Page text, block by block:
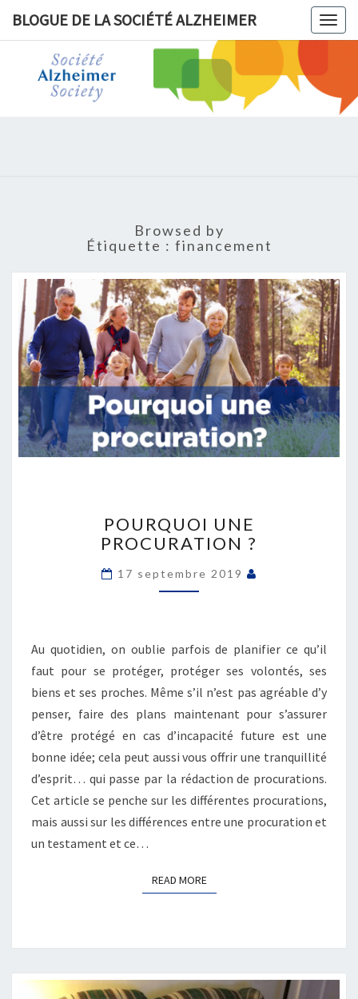
BLOGUE DE LA SOCIÉTÉ ALZHEIMER
BLOGUE
Browsed by
Étiquette : financement
PROCURATION ?
POURQUOI UNE
PROCURATION ?
17 septembre 2019
Au quotidien, on oublie parfois de planifier ce qu’il
faut pour se protéger, protéger ses volontés, ses
biens et ses proches. Même s’il n’est pas agréable d’y
penser, faire des plans maintenant pour s’assurer
d’être protégé en cas d’incapacité future est une
bonne idée; cela peut aussi vous offrir une tranquillité
d’esprit… qui passe par la rédaction de procurations.
Cet article se penche sur les différentes procurations,
mais aussi sur les différences entre une procuration et
un testament et ce…
READ MOREREAD MORE